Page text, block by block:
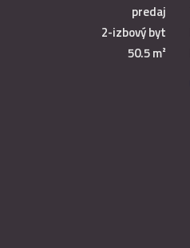
predaj
2-izbový byt
50.5 m²